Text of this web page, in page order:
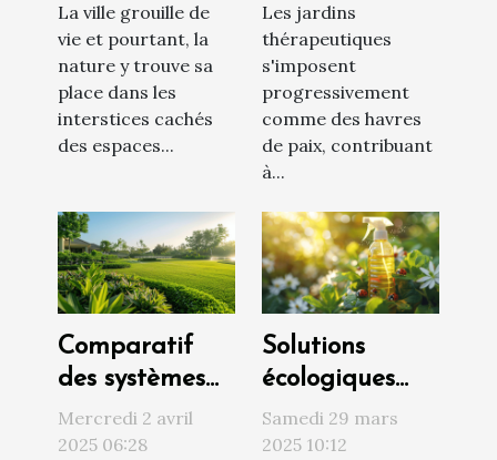
urbains
optimisation
d'espace et
choix de
plantes
La ville grouille de
vie et pourtant, la
nature y trouve sa
place dans les
interstices cachés
des espaces...
plantes
recommandées
Les jardins
thérapeutiques
s'imposent
progressivement
comme des havres
de paix, contribuant
à...
Comparatif
des systèmes
d'arrosage
automatique
Mercredi 2 avril
2025 06:28
Solutions
écologiques
pour lutter
contre les
Samedi 29 mars
2025 10:12